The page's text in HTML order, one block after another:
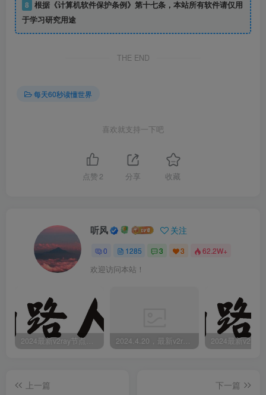
8 根据《计算机软件保护条例》第十七条，本站所有软件请仅用
于学习研究用途
THE END
每天60秒读懂世界
喜欢就支持一下吧
点赞 2 分享 收藏
听风 关注
0 1285 3 3 62.2W+
欢迎访问本站！
2024最新v2ray节点免费分享-05.08附ss/vmess节点订阅 2024.4.20，最新v2ray节点免费分享-附ss/vmess节点订阅
上一篇
下一篇